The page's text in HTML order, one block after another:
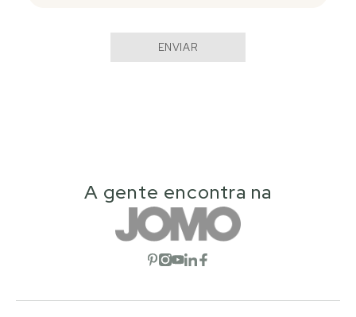
ENVIAR
A gente encontra na
Abrir rede social
Abrir rede social
Abrir rede social
Abrir rede social
Abrir rede social